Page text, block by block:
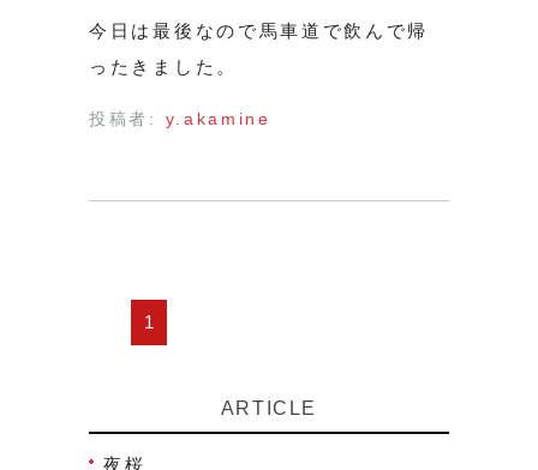
今日は最後なので馬車道で飲んで帰
ったきました。
投稿者: y.akamine
1
ARTICLE
夜桜